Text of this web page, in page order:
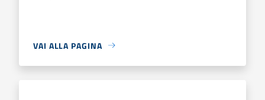
VAI ALLA PAGINA